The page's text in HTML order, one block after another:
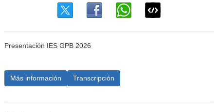
Presentación IES GPB 2026
Más información Transcripción